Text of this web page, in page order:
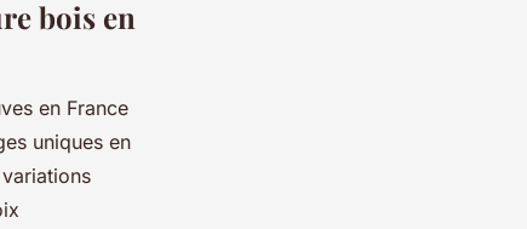
bois en
en France
uniques en